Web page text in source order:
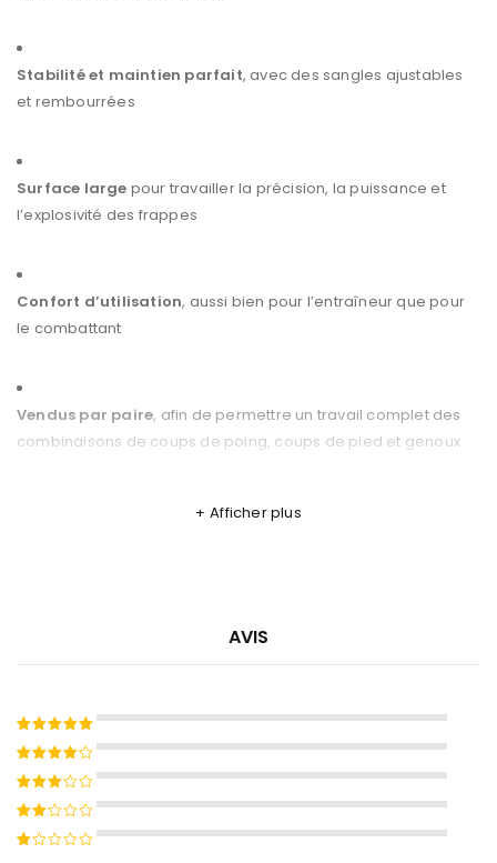
Stabilité et maintien parfait, avec des sangles ajustables
et rembourrées
Surface large pour travailler la précision, la puissance et
l’explosivité des frappes
Confort d’utilisation, aussi bien pour l’entraîneur que pour
le combattant
Vendus par paire, afin de permettre un travail complet des
combinaisons de coups de poing, coups de pied et genoux
développer la technique, la vitesse et la puissance des
athlètes, que ce soit en club ou à domicile.
, offrez à vos séances d’entraînement un
plus exigeants.
Afficher plus
AVIS
Note5
Note4
Note
sur
Note